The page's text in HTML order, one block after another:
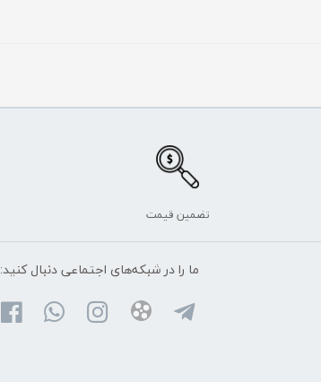
تضمین قیمت
ما را در شبکه‌های اجتماعی دنبال کنید: